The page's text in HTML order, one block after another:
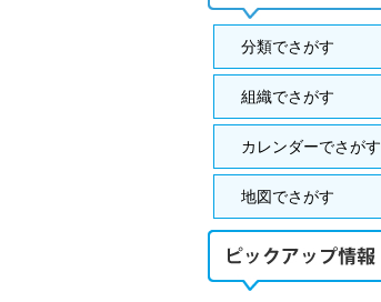
分類でさがす
組織でさがす
カレンダーでさがす
地図でさがす